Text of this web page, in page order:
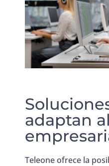
adaptan
Teleone ofrece la